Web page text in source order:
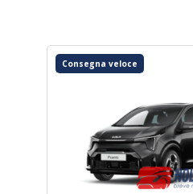
Consegna veloce